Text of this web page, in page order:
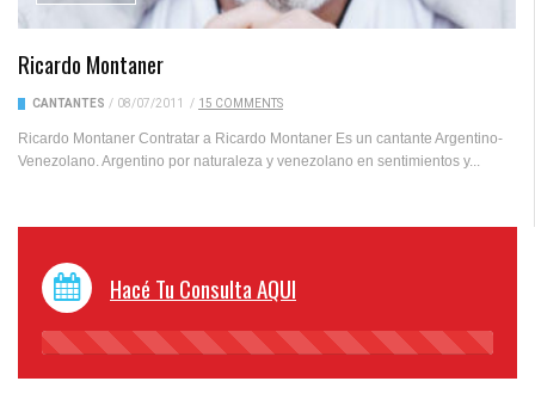
Ricardo Montaner
CANTANTES / 08/07/2011 / 15 COMMENTS
Ricardo Montaner Contratar a Ricardo Montaner Es un cantante Argentino-
Venezolano. Argentino por naturaleza y venezolano en sentimientos y...
Hacé Tu Consulta AQUI
45%